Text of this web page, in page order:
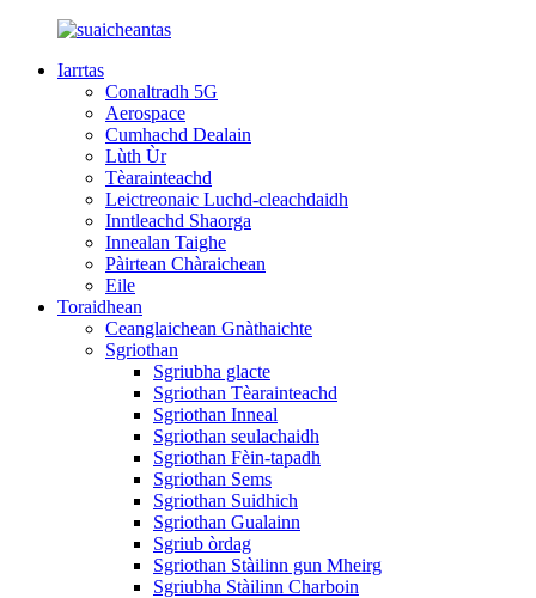
Iarrtas
Conaltradh 5G
Aerospace
Cumhachd Dealain
Lùth Ùr
Tèarainteachd
Leictreonaic Luchd-cleachdaidh
Inntleachd Shaorga
Innealan Taighe
Pàirtean Chàraichean
Eile
Toraidhean
Ceanglaichean Gnàthaichte
Sgriothan
Sgriubha glacte
Sgriothan Tèarainteachd
Sgriothan Inneal
Sgriothan seulachaidh
Sgriothan Fèin-tapadh
Sgriothan Sems
Sgriothan Suidhich
Sgriothan Gualainn
Sgriub òrdag
Sgriothan Stàilinn gun Mheirg
Sgriubha Stàilinn Charboin